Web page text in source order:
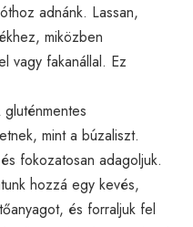
adnánk. Lassan,
miközben
vagy fakanállal. Ez
gluténmentes
mint a búzaliszt.
fokozatosan adagoljuk.
hozzá egy kevés,
és forraljuk fel